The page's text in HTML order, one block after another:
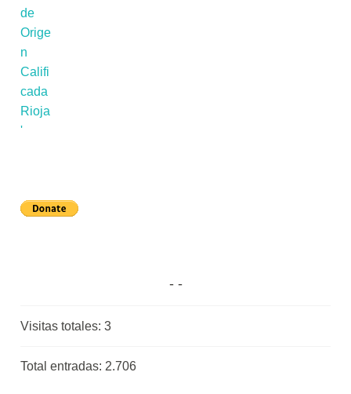
Visitas totales:3
Total entradas: 2.706